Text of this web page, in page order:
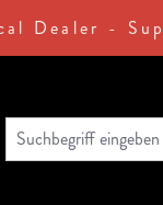
Dealer -